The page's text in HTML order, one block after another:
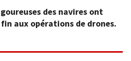
des navires ont
aux opérations de drones.